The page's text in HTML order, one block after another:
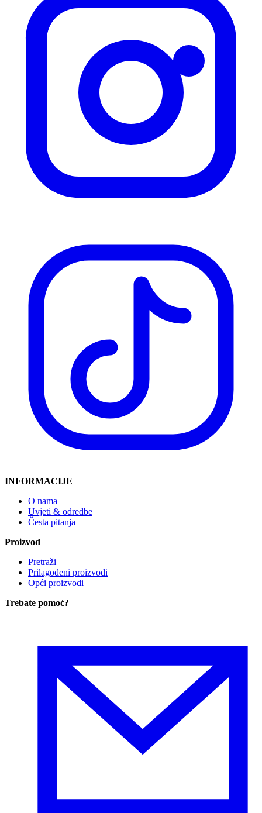
INFORMACIJE
O nama
Uvjeti & odredbe
Česta pitanja
Proizvod
Pretraži
Prilagođeni proizvodi
Opći proizvodi
Trebate pomoć?